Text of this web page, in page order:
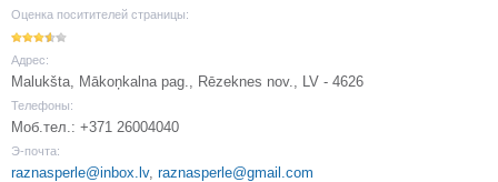
Оценка поситителей страницы:
Адрес:
Malukšta, Mākoņkalna pag., Rēzeknes nov., LV - 4626
Телефоны:
Моб.тел.: +371 26004040
Э-почта:
raznasperle@inbox.lv, raznasperle@gmail.com